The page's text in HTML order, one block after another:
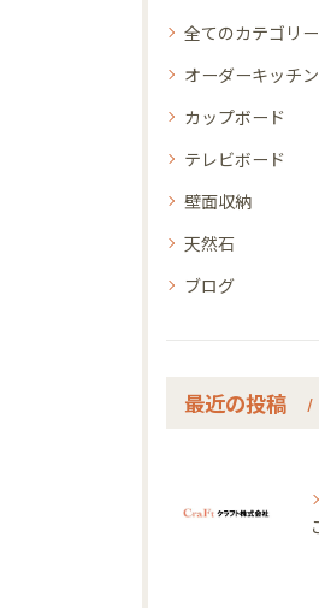
全てのカテゴリー
オーダーキッチン
カップボード
テレビボード
壁面収納
天然石
ブログ
最近の投稿